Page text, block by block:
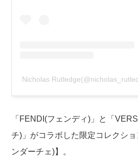
Nicholas
「FENDI(フェンディ)」と「
チ)」がコラボした限定コレクシ
ンダーチェ)】。